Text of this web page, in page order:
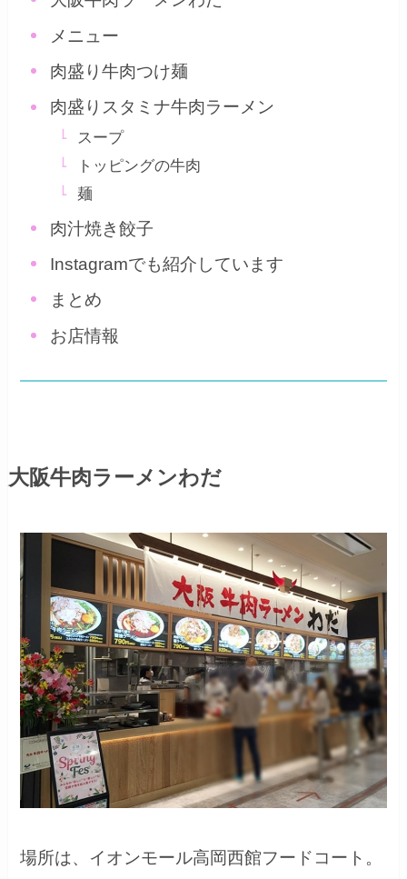
メニュー
肉盛り牛肉つけ麺
肉盛りスタミナ牛肉ラーメン
スープ
トッピングの牛肉
麺
肉汁焼き餃子
Instagramでも紹介しています
まとめ
お店情報
大阪牛肉ラーメンわだ
場所は、イオンモール高岡西館フードコート。